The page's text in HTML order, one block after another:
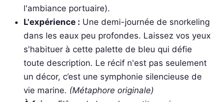
l'ambiance portuaire).
L'expérience : Une demi-journée de snorkeling
dans les eaux peu profondes. Laissez vos yeux
s'habituer à cette palette de bleu qui défie
toute description. Le récif n'est pas seulement
un décor, c’est une symphonie silencieuse de
vie marine. (Métaphore originale)